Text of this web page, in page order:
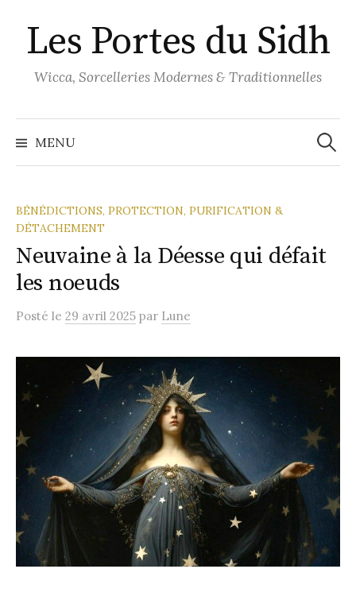
au
contenu
Les Portes du Sidh
Wicca, Sorcelleries Modernes & Traditionnelles
MENU
BÉNÉDICTIONS, PROTECTION, PURIFICATION &
DÉTACHEMENT
Neuvaine à la Déesse qui défait
les noeuds
Posté le 29 avril 2025 par Lune